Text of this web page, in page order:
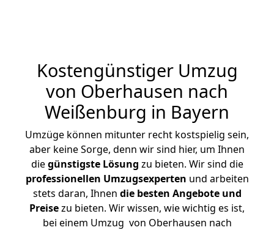
Kostengünstiger Umzug
von Oberhausen nach
Weißenburg in Bayern
Umzüge können mitunter recht kostspielig sein,
aber keine Sorge, denn wir sind hier, um Ihnen
diegünstigste Lösung zu bieten. Wir sind die
professionellen Umzugsexperten und arbeiten
stets daran, Ihnen die besten Angebote und
Preisezu bieten. Wir wissen, wie wichtig es ist,
bei einem Umzug von Oberhausen nach